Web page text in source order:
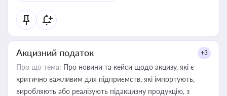
Акцизний податок +3
Про що тема: Про новини та кейси щодо акцизу, які є
критично важливим для підприємств, які імпортують,
виробляють або реалізують підакцизну продукцію, з